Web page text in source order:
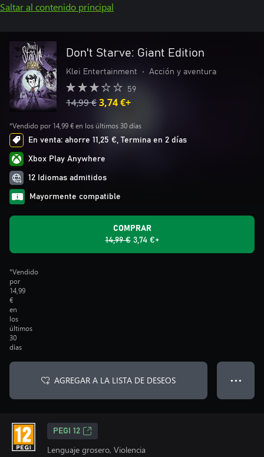
Saltar al contenido principal
Don't Starve: Giant Edition
Klei Entertainment • Acción y aventura
59
14,99 €3,74 €+
*Vendido por 14,99 € en los últimos 30 días
En venta: ahorre 11,25 €, Termina en 2 días
Xbox Play Anywhere
12 Idiomas admitidos
Mayormente compatible
COMPRAR
14,99 € 3,74 €+
*Vendido
por
14,99
€
en
los
últimos
30
días
AGREGAR A LA LISTA DE DESEOS ● ● ●
PEGI 12
Lenguaje grosero, Violencia